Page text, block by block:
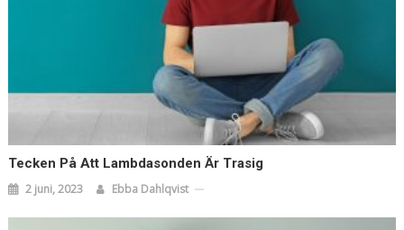
Tecken På Att Lambdasonden Är Trasig
2 juni, 2023 Ebba Dahlqvist